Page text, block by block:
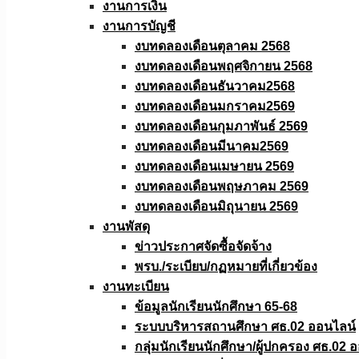
งานการเงิน
งานการบัญชี
งบทดลองเดือนตุลาคม 2568
งบทดลองเดือนพฤศจิกายน 2568
งบทดลองเดือนธันวาคม2568
งบทดลองเดือนมกราคม2569
งบทดลองเดือนกุมภาพันธ์ 2569
งบทดลองเดือนมีนาคม2569
งบทดลองเดือนเมษายน 2569
งบทดลองเดือนพฤษภาคม 2569
งบทดลองเดือนมิถุนายน 2569
งานพัสดุ
ข่าวประกาศจัดซื้อจัดจ้าง
พรบ./ระเบียบ/กฏหมายที่เกี่ยวข้อง
งานทะเบียน
ข้อมูลนักเรียนนักศึกษา 65-68
ระบบบริหารสถานศึกษา ศธ.02 ออนไลน์
กลุ่มนักเรียนนักศึกษา/ผู้ปกครอง ศธ.02